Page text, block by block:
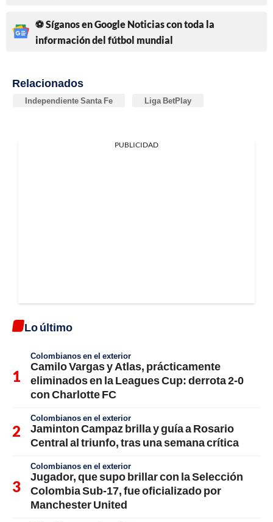
⚽ Síganos en Google Noticias con toda la
información del fútbol mundial
Relacionados
Independiente Santa Fe Liga BetPlay
PUBLICIDAD
Lo último
Colombianos en el exterior
Camilo Vargas y Atlas, prácticamente
eliminados en la Leagues Cup: derrota 2-0
con Charlotte FC
Colombianos en el exterior
Jaminton Campaz brilla y guía a Rosario
Central al triunfo, tras una semana crítica
Colombianos en el exterior
Jugador, que supo brillar con la Selección
Colombia Sub-17, fue oficializado por
Manchester United